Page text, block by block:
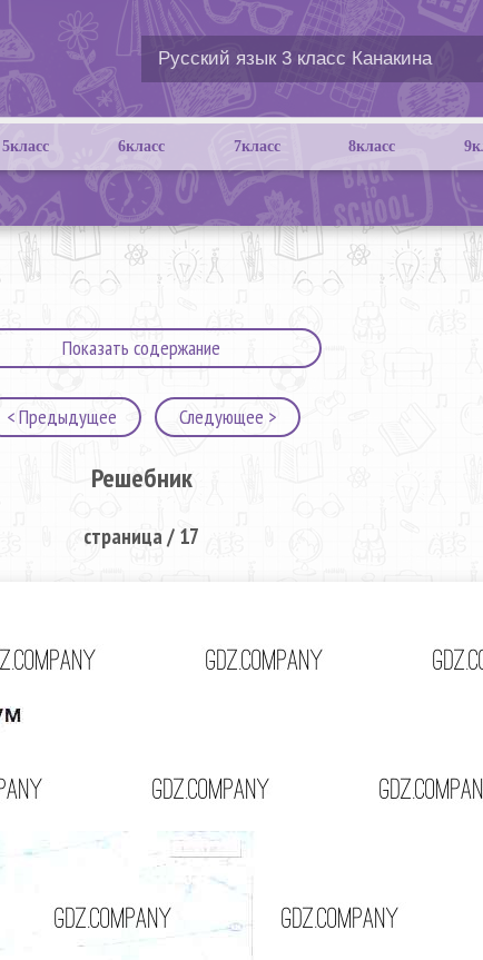
5класс 6класс 7класс 8класс
Показать содержание
< Предыдущее Следующее >
Решебник
страница / 17